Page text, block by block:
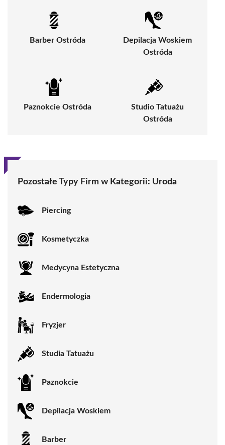
Barber Ostróda
Depilacja Woskiem
Ostróda
Paznokcie Ostróda
Studio Tatuażu
Ostróda
Pozostałe Typy Firm w Kategorii: Uroda
Piercing
Kosmetyczka
Medycyna Estetyczna
Endermologia
Fryzjer
Studia Tatuażu
Paznokcie
Depilacja Woskiem
Barber